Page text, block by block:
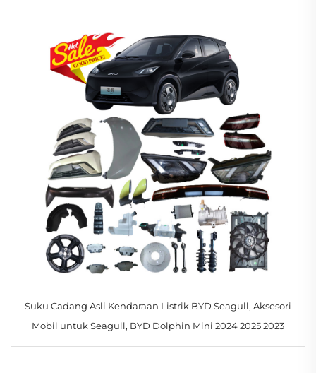
Suku Cadang Asli Kendaraan Listrik BYD Seagull, Aksesori
Mobil untuk Seagull, BYD Dolphin Mini 2024 2025 2023